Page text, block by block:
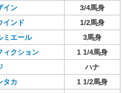
ザイン
3/4馬身
インド
1/2馬身
ミエール
3馬身
ィクション
1 1/4馬身
ージ
ハナ
ンタカ
1 1/2馬身